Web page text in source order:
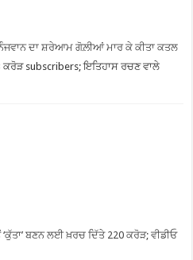
ਨੌਜਵਾਨ ਦਾ ਸ਼ਰੇਆਮ ਗੋਲ਼ੀਆਂ ਮਾਰ ਕੇ ਕੀਤਾ ਕਤਲ
ਕਰੋੜ subscribers; ਇਤਿਹਾਸ ਰਚਣ ਵਾਲੇ
ਬਣਨ ਲਈ ਖ਼ਰਚ ਦਿੱਤੇ 220 ਕਰੋੜ; ਵੀਡੀਓ